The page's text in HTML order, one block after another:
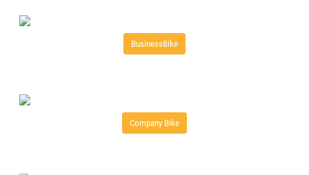
BusinessBike
Company Bike